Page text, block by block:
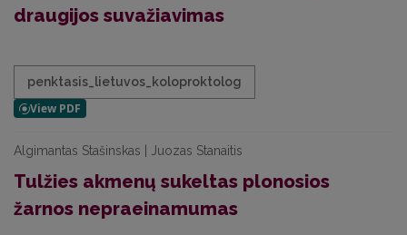
draugijos suvažiavimas
penktasis_lietuvos_koloproktolog
Algimantas Stašinskas | Juozas Stanaitis
Tulžies akmenų sukeltas plonosios
žarnos nepraeinamumas